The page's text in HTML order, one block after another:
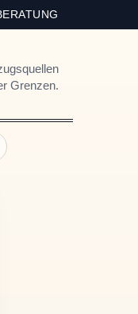
Grenzen.